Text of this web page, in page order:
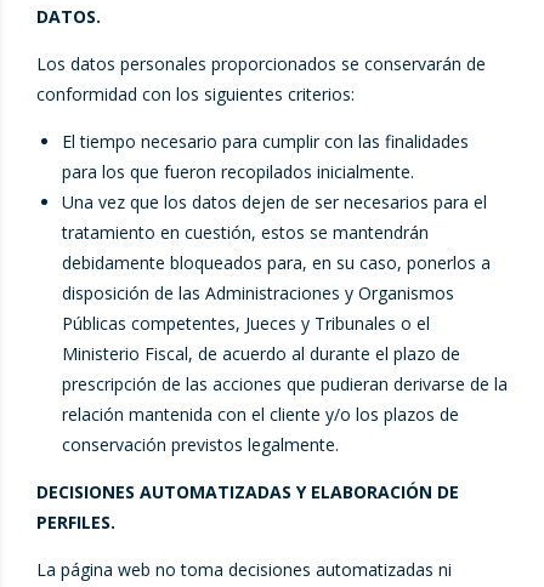
DATOS.
Los datos personales proporcionados se conservarán de
conformidad con los siguientes criterios:
El tiempo necesario para cumplir con las finalidades
para los que fueron recopilados inicialmente.
Una vez que los datos dejen de ser necesarios para el
tratamiento en cuestión, estos se mantendrán
debidamente bloqueados para, en su caso, ponerlos a
disposición de las Administraciones y Organismos
Públicas competentes, Jueces y Tribunales o el
Ministerio Fiscal, de acuerdo al durante el plazo de
prescripción de las acciones que pudieran derivarse de la
relación mantenida con el cliente y/o los plazos de
conservación previstos legalmente.
DECISIONES AUTOMATIZADAS Y ELABORACIÓN DE
PERFILES.
La página web no toma decisiones automatizadas ni